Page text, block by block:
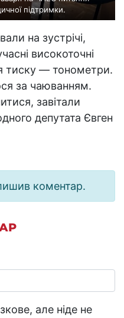
підтримки.
на зустрічі,
високоточні
тиску — тонометри.
за чаюванням.
завітали
депутата Євген
коментар.
але ніде не